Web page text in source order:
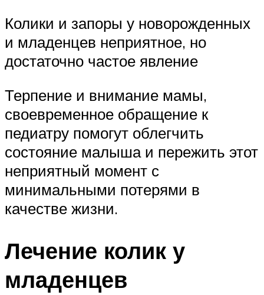
Колики и запоры у новорожденных
и младенцев неприятное, но
достаточно частое явление
Терпение и внимание мамы,
своевременное обращение к
педиатру помогут облегчить
состояние малыша и пережить этот
неприятный момент с
минимальными потерями в
качестве жизни.
Лечение колик у
младенцев